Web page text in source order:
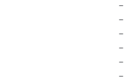
–
–
–
–
–